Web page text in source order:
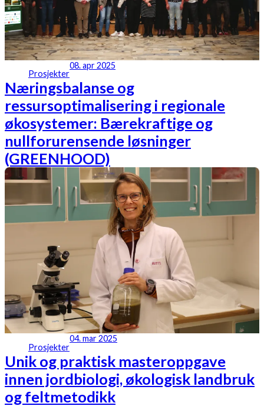
Prosjekter
08. apr 2025
Næringsbalanse og
ressursoptimalisering i regionale
økosystemer: Bærekraftige og
nullforurensende løsninger
(GREENHOOD)
Prosjekter
04. mar 2025
Unik og praktisk masteroppgave
innen jordbiologi, økologisk landbruk
og feltmetodikk